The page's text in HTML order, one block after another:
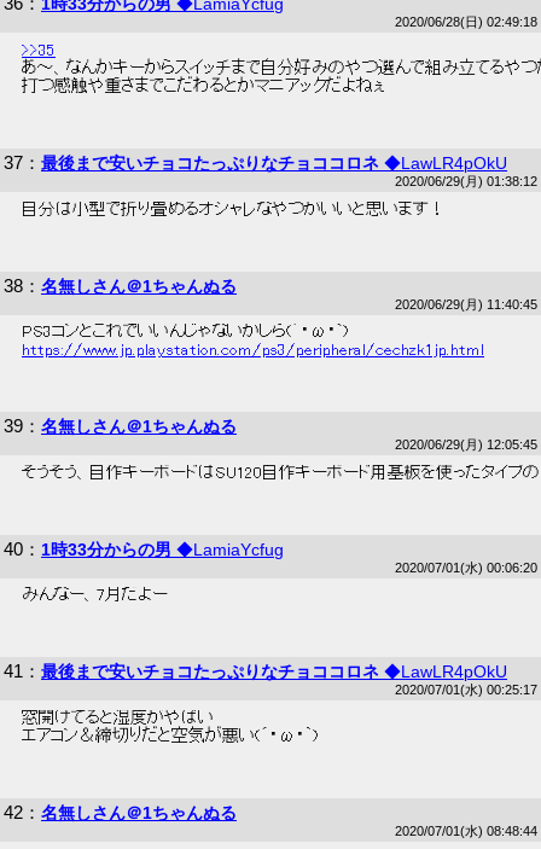
1時33分からの男 ◆LamiaYcfug
2020/06/28(日) 02:49:18
>>35
あ～、なんかキーからスイッチまで自分好みのやつ選んで組み立てるや
打つ感触や重さまでこだわるとかマニアックだよねぇ
37 ： 最後まで安いチョコたっぷりなチョココロネ ◆LawLR4pOkU
2020/06/29(月) 01:38:12
自分は小型で折り畳めるオシャレなやつがいいと思います！
38 ： 名無しさん＠1ちゃんぬる
2020/06/29(月) 11:40:45
PS3コンとこれでいいんじゃないかしら(´・ω・`)
https://www.jp.playstation.com/ps3/peripheral/cechzk1jp.html
39 ： 名無しさん＠1ちゃんぬる
2020/06/29(月) 12:05:45
そうそう、自作キーボードはSU120自作キーボード用基板を使ったタイプの
40 ： 1時33分からの男 ◆LamiaYcfug
2020/07/01(水) 00:06:20
みんなー、7月だよー
41 ： 最後まで安いチョコたっぷりなチョココロネ ◆LawLR4pOkU
2020/07/01(水) 00:25:17
窓開けてると湿度がやばい
エアコン＆締切りだと空気が悪い(´・ω・｀)
42 ： 名無しさん＠1ちゃんぬる
2020/07/01(水) 08:48:44